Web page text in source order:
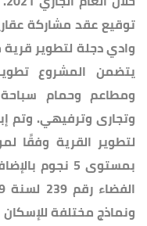
توقيع عقد مشاركة
وادي دجلة لتطوير
يتضمن المشروع
ومطاعم وحمام
لتطوير القرية وفقًا
بمستوى 5
ونماذج مختلفة